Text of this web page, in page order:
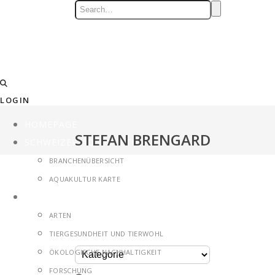
LOGIN
SCHWEIZER AQUAKULTUR
BRANCHENÜBERSICHT
AQUAKULTUR KARTE
ARTEN
TIERGESUNDHEIT UND TIERWOHL
ÖKOLOGISCHE NACHHALTIGKEIT
FORSCHUNG
STEFAN BRENGARD
Kategorie